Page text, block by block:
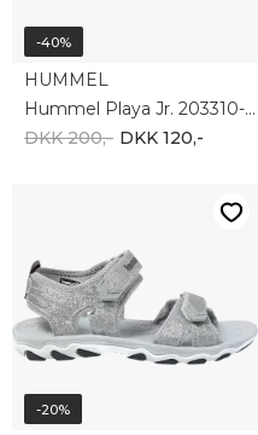
-40%
HUMMEL
Hummel Playa Jr. 203310-1009
DKK 200,- DKK 120,-
-20%